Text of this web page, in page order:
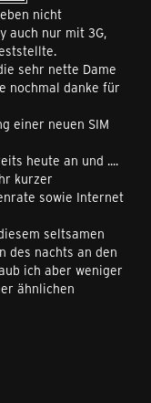
nicht
auch nur mit 3G,
sehr nette Dame
nochmal danke für
einer neuen SIM
heute an und ....
kurzer
sowie Internet
seltsamen
des nachts an den
ich aber weniger
ähnlichen